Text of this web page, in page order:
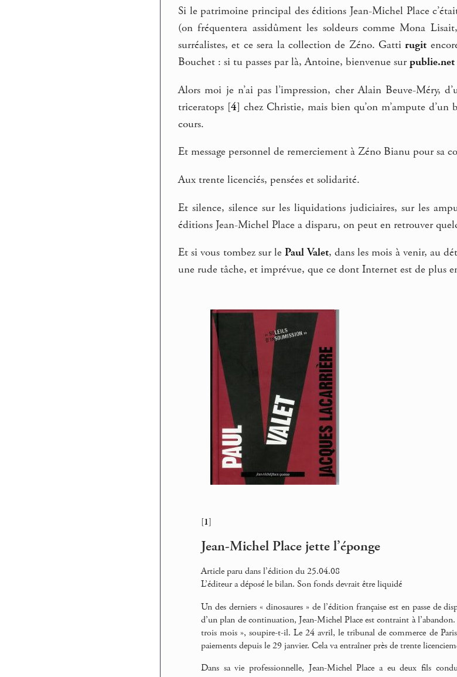
Si le patrimoine principal des éditions Jean-Michel Place
(on fréquentera assidûment les soldeurs comme Mona
surréalistes, et ce sera la collection de Zéno. Gattirugit
Bouchet : si tu passes par là, Antoine, bienvenue surpublie.net
Alors moi je n’ai pas l’impression, cher Alain Beuve-Méry,
triceratops [4] chez Christie, mais bien qu’on m’ampute
cours.
Et message personnel de remerciement à Zéno Bianu pour sa
Aux trente licenciés, pensées et solidarité.
Et silence, silence sur les liquidations judiciaires, sur les
éditions Jean-Michel Place a disparu, on peut en retrouver
Et si vous tombez sur lePaul Valet, dans les mois à venir, au
une rude tâche, et imprévue, que ce dont Internet est de plus
[1]
Jean-Michel Place jette l’éponge
Article paru dans l’édition du 25.04.08
L’éditeur a déposé le bilan. Son fonds devrait être liquidé
Un des derniers « dinosaures » de l’édition française est en passe de
d’un plan de continuation, Jean-Michel Place est contraint à
trois mois », soupire-t-il. Le 24 avril, le tribunal de commerce de
paiements depuis le 29 janvier. Cela va entraîner près de trente
Dans sa vie professionnelle, Jean-Michel Place a eu deux fils